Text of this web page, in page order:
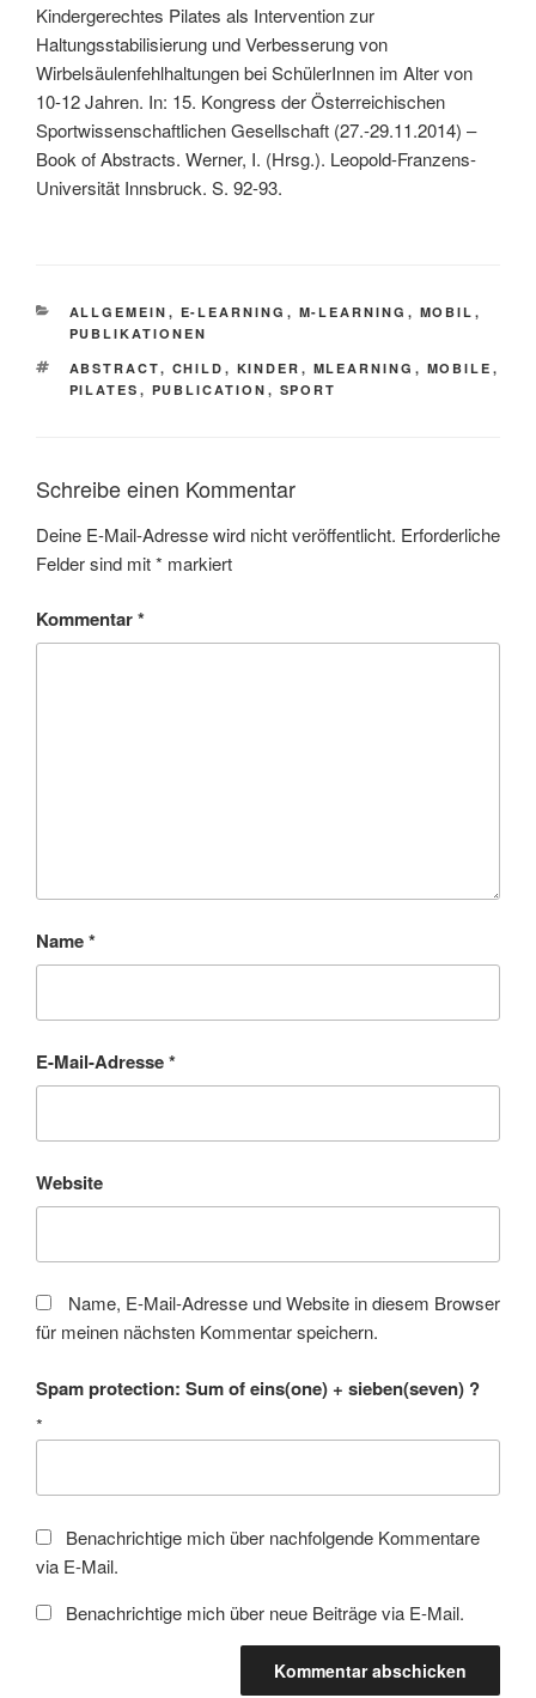
Kindergerechtes Pilates als Intervention zur
Haltungsstabilisierung und Verbesserung von
Wirbelsäulenfehlhaltungen bei SchülerInnen im Alter von
10-12 Jahren. In: 15. Kongress der Österreichischen
Sportwissenschaftlichen Gesellschaft (27.-29.11.2014) –
Book of Abstracts. Werner, I. (Hrsg.). Leopold-Franzens-
Universität Innsbruck. S. 92-93.
KATEGORIEN
ALLGEMEIN , E-LEARNING , M-LEARNING , MOBIL ,
PUBLIKATIONEN
SCHLAGWÖRTER
ABSTRACT, CHILD , KINDER , MLEARNING , MOBILE ,
PILATES , PUBLICATION , SPORT
Schreibe einen Kommentar
Deine E-Mail-Adresse wird nicht veröffentlicht. Erforderliche
Felder sind mit* markiert
Kommentar*
Name*
E-Mail-Adresse*
Website
Name, E-Mail-Adresse und Website in diesem Browser
für meinen nächsten Kommentar speichern.
Spam protection: Sum of eins(one) + sieben(seven) ?
*
Benachrichtige mich über nachfolgende Kommentare
via E-Mail.
Benachrichtige mich über neue Beiträge via E-Mail.